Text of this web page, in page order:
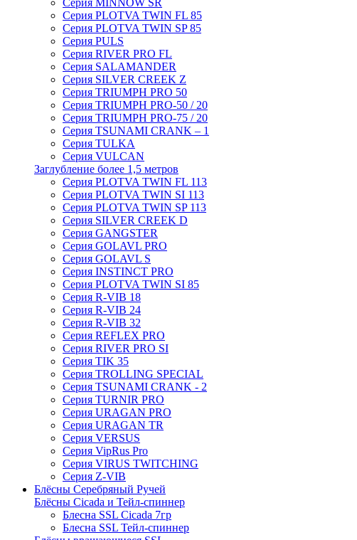
Серия MINNOW SR
Серия PLOTVA TWIN FL 85
Серия PLOTVA TWIN SP 85
Серия PULS
Серия RIVER PRO FL
Серия SALAMANDER
Серия SILVER CREEK Z
Серия TRIUMPH PRO 50
Серия TRIUMPH PRO-50 / 20
Серия TRIUMPH PRO-75 / 20
Серия TSUNAMI CRANK – 1
Серия TULKA
Серия VULCAN
Заглубление более 1,5 метров
Серия PLOTVA TWIN FL 113
Серия PLOTVA TWIN SI 113
Серия PLOTVA TWIN SP 113
Серия SILVER CREEK D
Серия GANGSTER
Серия GOLAVL PRO
Серия GOLAVL S
Серия INSTINCT PRO
Серия PLOTVA TWIN SI 85
Серия R-VIB 18
Серия R-VIB 24
Серия R-VIB 32
Серия REFLEX PRO
Серия RIVER PRO SI
Серия TIK 35
Серия TROLLING SPECIAL
Серия TSUNAMI CRANK - 2
Серия TURNIR PRO
Серия URAGAN PRO
Серия URAGAN TR
Серия VERSUS
Серия VipRus Pro
Серия VIRUS TWITCHING
Серия Z-VIB
Блёсны Серебряный Ручей
Блёсны Cicada и Тейл-спиннер
Блесна SSL Cicada 7гр
Блесна SSL Тейл-спиннер